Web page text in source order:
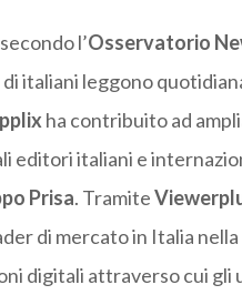
l’Osservatorio
di italiani leggono
ha contribuito ad
editori italiani e
Prisa. Tramite
di mercato in Italia
digitali attraverso cui gli